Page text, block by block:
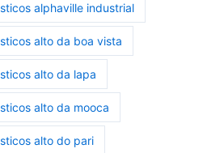
alphaville industrial
alto da boa vista
alto da lapa
alto da mooca
alto do pari